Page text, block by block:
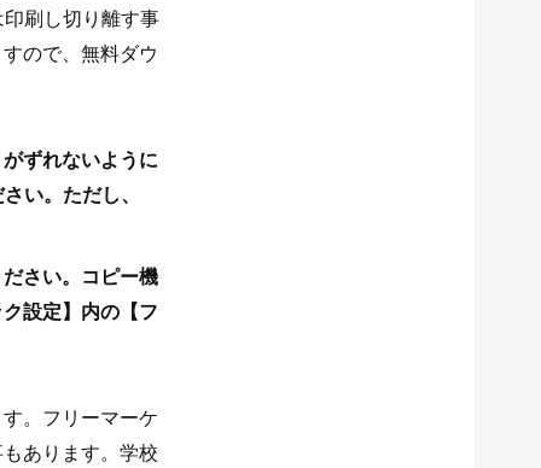
刷し切り離す事
ので、無料ダウ
ずれないように
い。ただし、
さい。コピー機
設定】内の【フ
。フリーマーケ
あります。学校